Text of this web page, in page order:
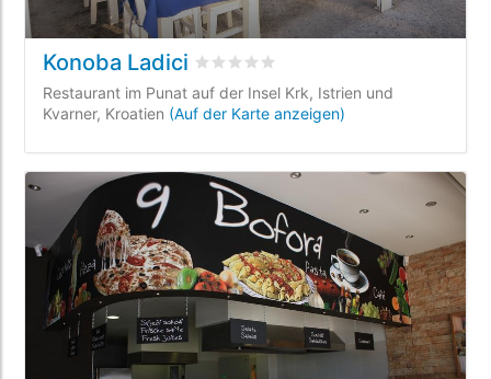
Konoba Ladici bewertet0
Restaurant im Punat auf der Insel Krk, Istrien und
Kvarner, Kroatien (Auf der Karte anzeigen)